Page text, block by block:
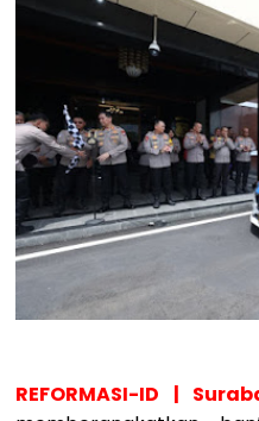
REFORMASI-ID |